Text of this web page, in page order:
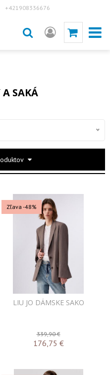
+421908336676
SAKÁ
Zľava -48%
LIU JO DÁMSKE SAKO
339,90 €
176,75 €